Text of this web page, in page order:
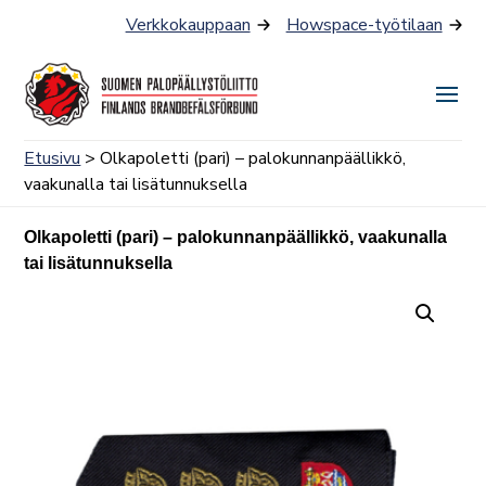
Verkkokauppaan Howspace-työtilaan
Etusivu > Olkapoletti (pari) – palokunnanpäällikkö,
vaakunalla tai lisätunnuksella
Olkapoletti (pari) – palokunnanpäällikkö, vaakunalla
tai lisätunnuksella